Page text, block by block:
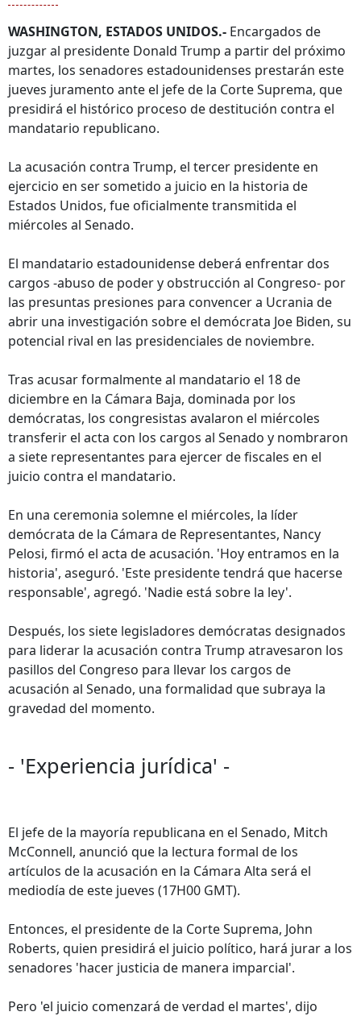
WASHINGTON, ESTADOS UNIDOS.- Encargados de
juzgar al presidente Donald Trump a partir del próximo
martes, los senadores estadounidenses prestarán este
jueves juramento ante el jefe de la Corte Suprema, que
presidirá el histórico proceso de destitución contra el
mandatario republicano.
La acusación contra Trump, el tercer presidente en
ejercicio en ser sometido a juicio en la historia de
Estados Unidos, fue oficialmente transmitida el
miércoles al Senado.
El mandatario estadounidense deberá enfrentar dos
cargos -abuso de poder y obstrucción al Congreso- por
las presuntas presiones para convencer a Ucrania de
abrir una investigación sobre el demócrata Joe Biden, su
potencial rival en las presidenciales de noviembre.
Tras acusar formalmente al mandatario el 18 de
diciembre en la Cámara Baja, dominada por los
demócratas, los congresistas avalaron el miércoles
transferir el acta con los cargos al Senado y nombraron
a siete representantes para ejercer de fiscales en el
juicio contra el mandatario.
En una ceremonia solemne el miércoles, la líder
demócrata de la Cámara de Representantes, Nancy
Pelosi, firmó el acta de acusación. 'Hoy entramos en la
historia', aseguró. 'Este presidente tendrá que hacerse
responsable', agregó. 'Nadie está sobre la ley'.
Después, los siete legisladores demócratas designados
para liderar la acusación contra Trump atravesaron los
pasillos del Congreso para llevar los cargos de
acusación al Senado, una formalidad que subraya la
gravedad del momento.
- 'Experiencia jurídica' -
El jefe de la mayoría republicana en el Senado, Mitch
McConnell, anunció que la lectura formal de los
artículos de la acusación en la Cámara Alta será el
mediodía de este jueves (17H00 GMT).
Entonces, el presidente de la Corte Suprema, John
Roberts, quien presidirá el juicio político, hará jurar a los
senadores 'hacer justicia de manera imparcial'.
Pero 'el juicio comenzará de verdad el martes', dijo